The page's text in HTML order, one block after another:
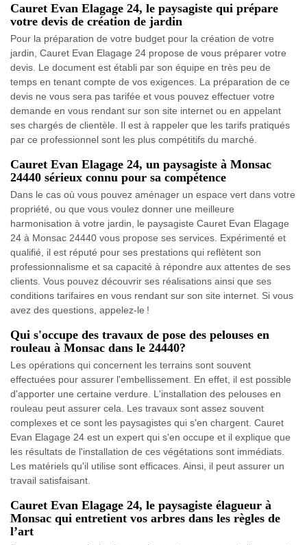
Cauret Evan Elagage 24, le paysagiste qui prépare
votre devis de création de jardin
Pour la préparation de votre budget pour la création de votre
jardin, Cauret Evan Elagage 24 propose de vous préparer votre
devis. Le document est établi par son équipe en très peu de
temps en tenant compte de vos exigences. La préparation de ce
devis ne vous sera pas tarifée et vous pouvez effectuer votre
demande en vous rendant sur son site internet ou en appelant
ses chargés de clientèle. Il est à rappeler que les tarifs pratiqués
par ce professionnel sont les plus compétitifs du marché.
Cauret Evan Elagage 24, un paysagiste à Monsac
24440 sérieux connu pour sa compétence
Dans le cas où vous pouvez aménager un espace vert dans votre
propriété, ou que vous voulez donner une meilleure
harmonisation à votre jardin, le paysagiste Cauret Evan Elagage
24 à Monsac 24440 vous propose ses services. Expérimenté et
qualifié, il est réputé pour ses prestations qui reflètent son
professionnalisme et sa capacité à répondre aux attentes de ses
clients. Vous pouvez découvrir ses réalisations ainsi que ses
conditions tarifaires en vous rendant sur son site internet. Si vous
avez des questions, appelez-le !
Qui s'occupe des travaux de pose des pelouses en
rouleau à Monsac dans le 24440?
Les opérations qui concernent les terrains sont souvent
effectuées pour assurer l'embellissement. En effet, il est possible
d'apporter une certaine verdure. L'installation des pelouses en
rouleau peut assurer cela. Les travaux sont assez souvent
complexes et ce sont les paysagistes qui s'en chargent. Cauret
Evan Elagage 24 est un expert qui s'en occupe et il explique que
les résultats de l'installation de ces végétations sont immédiats.
Les matériels qu'il utilise sont efficaces. Ainsi, il peut assurer un
travail satisfaisant.
Cauret Evan Elagage 24, le paysagiste élagueur à
Monsac qui entretient vos arbres dans les règles de
l’art